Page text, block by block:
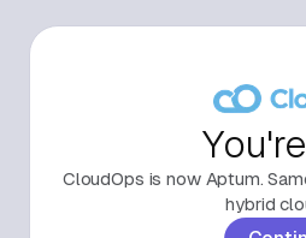
CloudOps is now Aptum.
hybrid